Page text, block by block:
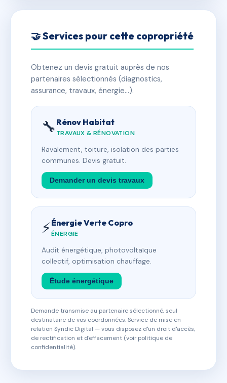
🤝 Services pour cette copropriété
Obtenez un devis gratuit auprès de nos
partenaires sélectionnés (diagnostics,
assurance, travaux, énergie…).
🔧 Rénov Habitat
TRAVAUX & RÉNOVATION
Ravalement, toiture, isolation des parties
communes. Devis gratuit.
Demander un devis travaux
⚡Énergie Verte Copro
ÉNERGIE
Audit énergétique, photovoltaïque
collectif, optimisation chauffage.
Étude énergétique
Demande transmise au partenaire sélectionné, seul
destinataire de vos coordonnées. Service de mise en
relation Syndic Digital — vous disposez d'un droit d'accès,
de rectification et d'effacement (voir politique de
confidentialité).